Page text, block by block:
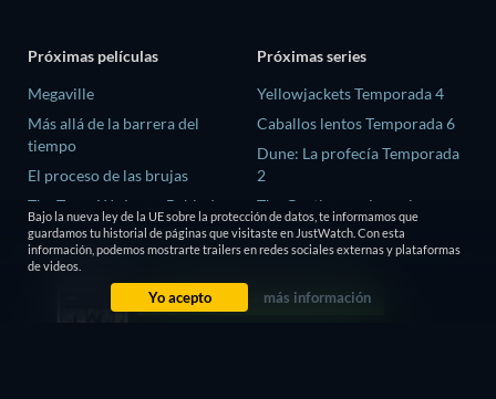
Próximas películas
Megaville
Más allá de la barrera del
tiempo
El proceso de las brujas
The Trace We Leave Behind
El ex-preso de Corea
Próximas series
Yellowjackets Temporada 4
Caballos lentos Temporada 6
Dune: La profecía Temporada
2
The Gentlemen: La serie
Temporada 2
El amor es ciego: Reino Unido
Bajo la nueva ley de la UE sobre la protección de datos, te informamos que
guardamos tu historial de páginas que visitaste en JustWatch. Con esta
información, podemos mostrarte trailers en redes sociales externas y plataformas
de videos.
Yo acepto más información